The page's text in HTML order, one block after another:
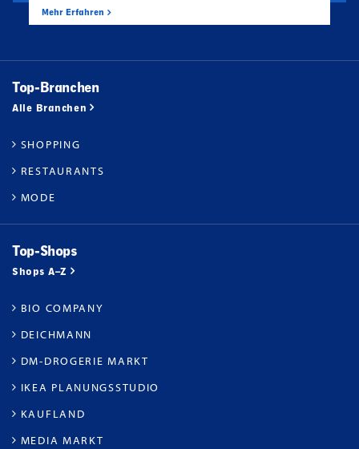
Mehr Erfahren
Top-Branchen
Alle Branchen
SHOPPING
RESTAURANTS
MODE
Top-Shops
Shops A–Z
BIO COMPANY
DEICHMANN
DM-DROGERIE MARKT
IKEA PLANUNGSSTUDIO
KAUFLAND
MEDIA MARKT